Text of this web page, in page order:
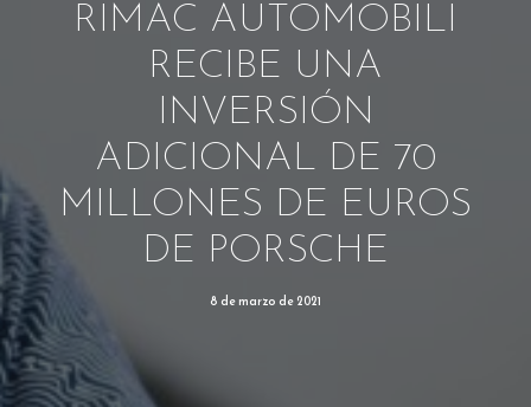
RIMAC AUTOMOBILI
RECIBE UNA
INVERSIÓN
ADICIONAL DE 70
MILLONES DE EUROS
DE PORSCHE
8 de marzo de 2021